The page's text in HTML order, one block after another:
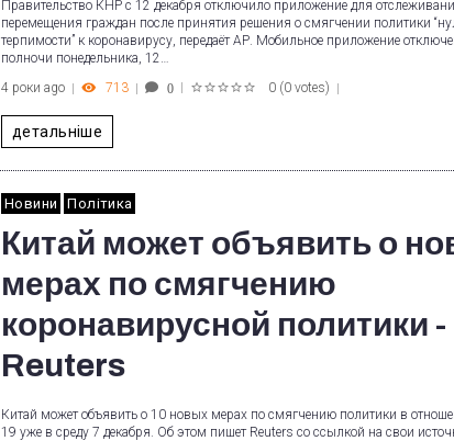
Правительство КНР с 12 декабря отключило приложение для
перемещения граждан после принятия решения о смягчении политики
терпимости” к коронавирусу, передаёт АР. Мобильное приложение
полночи понедельника, 12…
4 роки ago
713 0 0 (0 votes)
детальніше
Новини Політика
Китай может объявить о
мерах по смягчению
коронавирусной политики -
Reuters
Китай может объявить о 10 новых мерах по смягчению политики в
19 уже в среду 7 декабря. Об этом пишет Reuters со ссылкой на свои